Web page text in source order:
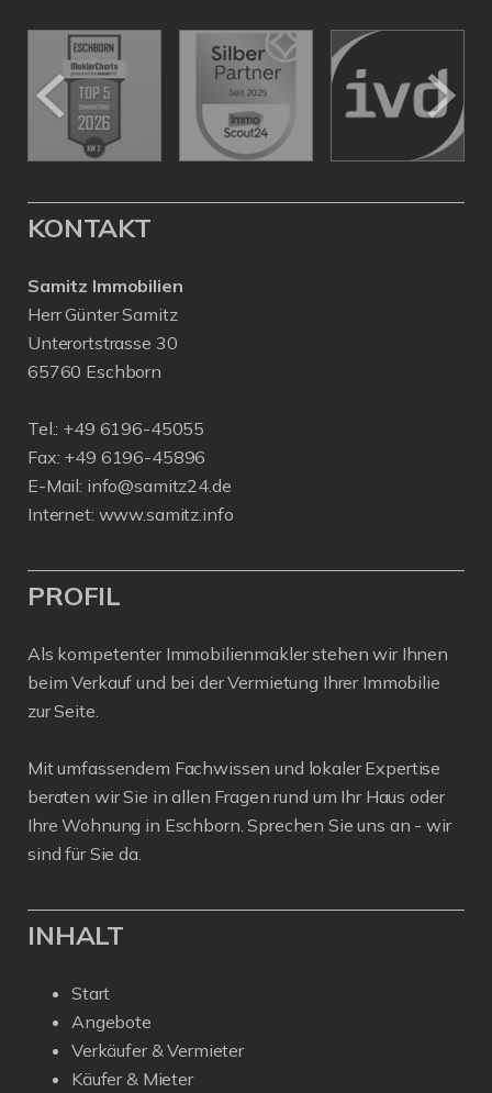
KONTAKT
Samitz Immobilien
Herr Günter Samitz
Unterortstrasse 30
65760 Eschborn
Tel.: +49 6196-45055
Fax: +49 6196-45896
E-Mail: info@samitz24.de
Internet: www.samitz.info
PROFIL
Als kompetenter Immobilienmakler stehen wir Ihnen
beim Verkauf und bei der Vermietung Ihrer Immobilie
zur Seite.
Mit umfassendem Fachwissen und lokaler Expertise
beraten wir Sie in allen Fragen rund um Ihr Haus oder
Ihre Wohnung in Eschborn. Sprechen Sie uns an - wir
sind für Sie da.
INHALT
Start
Angebote
Verkäufer & Vermieter
Käufer & Mieter